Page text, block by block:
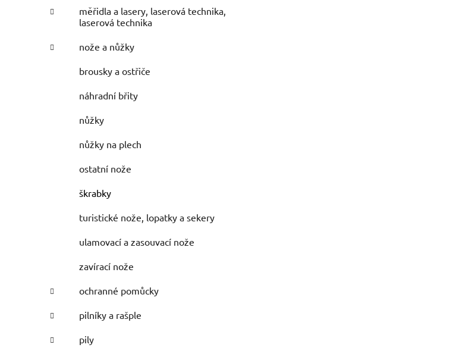
měřidla a lasery, laserová technika,
laserová technika
nože a nůžky
brousky a ostřiče
náhradní břity
nůžky
nůžky na plech
ostatní nože
škrabky
turistické nože, lopatky a sekery
ulamovací a zasouvací nože
zavírací nože
ochranné pomůcky
pilníky a rašple
pily